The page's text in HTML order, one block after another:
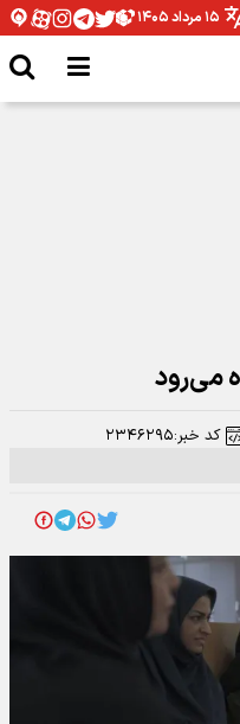
۱۵ مرداد ۱۴۰۵
می‌رود
کد خبر:۲۳۴۶۲۹۵